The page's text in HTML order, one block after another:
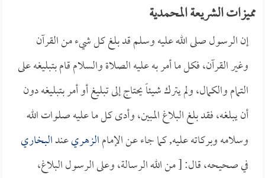
مميزات الشريعة المحمدية
إن الرسول صلى الله عليه وسلم قد بلغ كل شيء من القرآن
وغير القرآن، فكل ما أمر به عليه الصلاة والسلام قام بتبليغه على
التمام والكمال، ولم يترك شيئاً يحتاج إلى تبليغ أو أمر بتبليغه دون
أن يبلغه، فقد بلغ البلاغ المبين، وأدى كل ما عليه صلوات الله
وسلامه وبركاته عليه, كما جاء عن الإمامالزهريعندالبخاري
في صحيحه، قال: [ من الله الرسالة، وعلى الرسول البلاغ،